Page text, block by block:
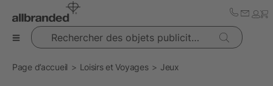
Rechercher des objets publicitaires
Page d’accueil Loisirs et Voyages Jeux